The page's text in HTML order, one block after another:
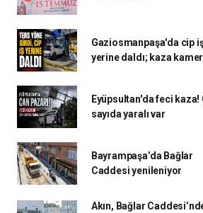
Gaziosmanpaşa'da cip
yerine daldı; kaza
Eyüpsultan'da feci kaza!
sayıda yaralı var
Bayrampaşa’da Bağlar
Caddesi yenileniyor
Akın, Bağlar